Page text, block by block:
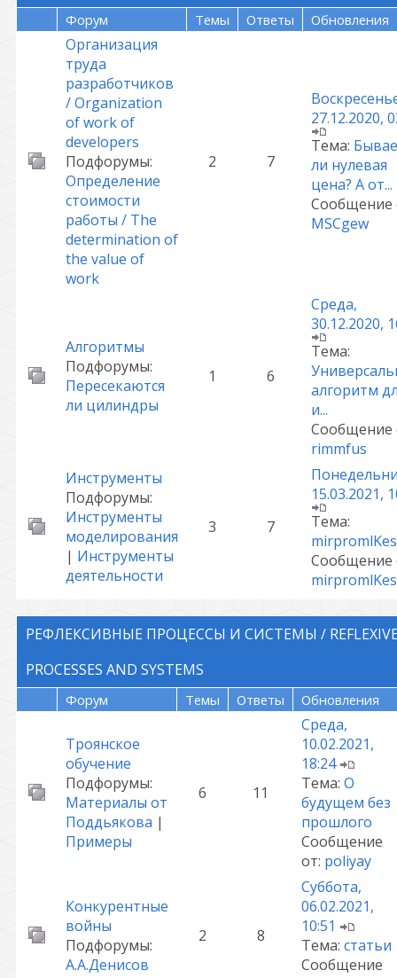
Форум Темы Ответы Обновления
Организация
труда
разработчиков
/ Organization
of work of
developers
Подфорумы:
Определение
стоимости
работы / The
determination of
the value of
work
2 7
27.12.2020,
Тема:
ли нулевая
цена? А от...
Сообщение
MSCgew
Алгоритмы
Подфорумы:
Пересекаются
ли цилиндры
1 6
Среда,
30.12.2020,
Тема:
алгоритм
и...
Сообщение
rimmfus
Инструменты
Подфорумы:
Инструменты
моделирования
| Инструменты
деятельности
3 7
15.03.2021,
Тема:
Сообщение
РЕФЛЕКСИВНЫЕ ПРОЦЕССЫ И СИСТЕМЫ /
PROCESSES AND SYSTEMS
Форум Темы Ответы Обновления
Троянское
обучение
Подфорумы:
Материалы от
Поддьякова |
Примеры
6 11
Среда,
10.02.2021,
18:24
Тема: О
будущем без
прошлого
Сообщение
от: poliyay
Конкурентные
войны
Подфорумы:
А.А.Денисов
2 8
Суббота,
06.02.2021,
10:51
Тема: статьи
Сообщение